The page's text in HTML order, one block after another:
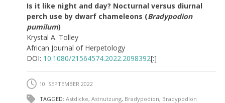
Is it like night and day? Nocturnal versus diurnal
perch use by dwarf chameleons (Bradypodion
pumilum)
Krystal A. Tolley
African Journal of Herpetology
DOI: 10.1080/21564574.2022.2098392[:]
10. SEPTEMBER 2022
TAGGED: Astdicke, Astnutzung, Bradypodion, Bradypodion